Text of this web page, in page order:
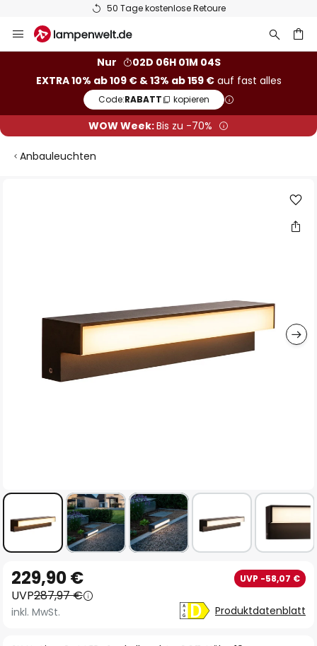
50 Tage kostenlose Retoure
Inhalt
Nur
02D 06H 01M 03S
EXTRA 10% ab 109 € & 13% ab 159 €auf fast alles
Code:RABATT kopieren
WOW Week:Bis zu -70%
Anbauleuchten
Anfang
der
Bildgalerie
229,90 € UVP -58,07 €
UVP287,97 €
inkl. MwSt. Produktdatenblatt